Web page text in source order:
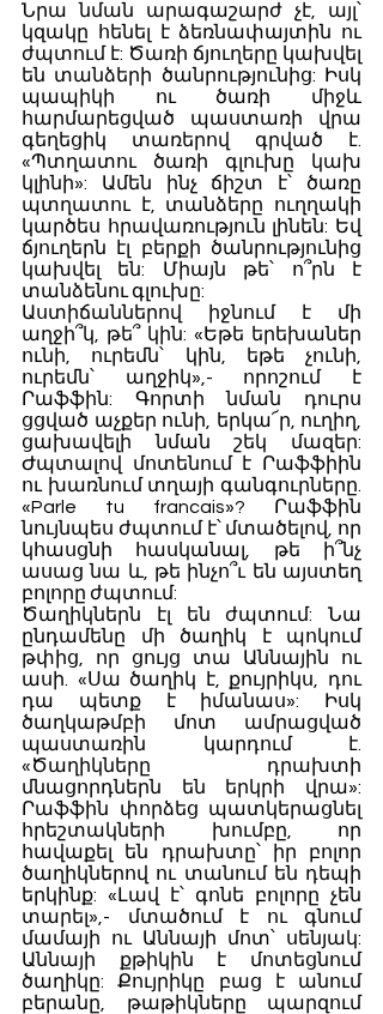
Նրա նման արագաշարժ չէ, այլ՝
կզակը հենել է ձեռնափայտին ու
ժպտում է: Ծառի ճյուղերը կախվել
են տանձերի ծանրությունից: Իսկ
պապիկի ու ծառի միջև
հարմարեցված պաստառի վրա
գեղեցիկ տառերով գրված է.
«Պտղատու ծառի գլուխը կախ
կլինի»: Ամեն ինչ ճիշտ է՝ ծառը
պտղատու է, տանձերը ուղղակի
կարծես հրավառություն լինեն: Եվ
ճյուղերն էլ բերքի ծանրությունից
կախվել են: Միայն թե՝ ո՞րն է
տանձենու գլուխը:
Աստիճաններով իջնում է մի
աղջի՞կ, թե՞ կին: «Եթե երեխաներ
ունի, ուրեմն՝ կին, եթե չունի,
ուրեմն՝ աղջիկ»,- որոշում է
Րաֆֆին: Գորտի նման դուրս
ցցված աչքեր ունի, երկա՜ր, ուղիղ,
ցախավելի նման շեկ մազեր:
Ժպտալով մոտենում է Րաֆֆիին
ու խառնում տղայի գանգուրները.
«Parle tu francais»? Րաֆֆին
նույնպես ժպտում է՝ մտածելով, որ
կհասցնի հասկանալ, թե ի՞նչ
ասաց նա և, թե ինչո՞ւ են այստեղ
բոլորը ժպտում:
Ծաղիկներն էլ են ժպտում: Նա
ընդամենը մի ծաղիկ է պոկում
թփից, որ ցույց տա Աննային ու
ասի. «Սա ծաղիկ է, քույրիկս, դու
դա պետք է իմանաս»: Իսկ
ծաղկաթմբի մոտ ամրացված
պաստառին կարդում է.
«Ծաղիկները դրախտի
մնացորդներն են երկրի վրա»:
Րաֆֆին փորձեց պատկերացնել
հրեշտակների խումբը, որ
հավաքել են դրախտը՝ իր բոլոր
ծաղիկներով ու տանում են դեպի
երկինք: «Լավ է՝ գոնե բոլորը չեն
տարել»,- մտածում է ու գնում
մամայի ու Աննայի մոտ՝ սենյակ:
Աննայի քթիկին է մոտեցնում
ծաղիկը: Քույրիկը բաց է անում
բերանը, թաթիկները պարզում